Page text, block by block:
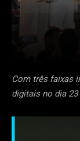
Com três faixas
digitais no dia